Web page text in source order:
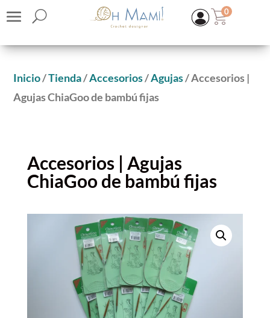
0
Inicio/Tienda/Accesorios/Agujas/ Accesorios |
Agujas ChiaGoo de bambú fijas
Accesorios | Agujas
ChiaGoo de bambú fijas
49,90€(IVA inc.) + ADD